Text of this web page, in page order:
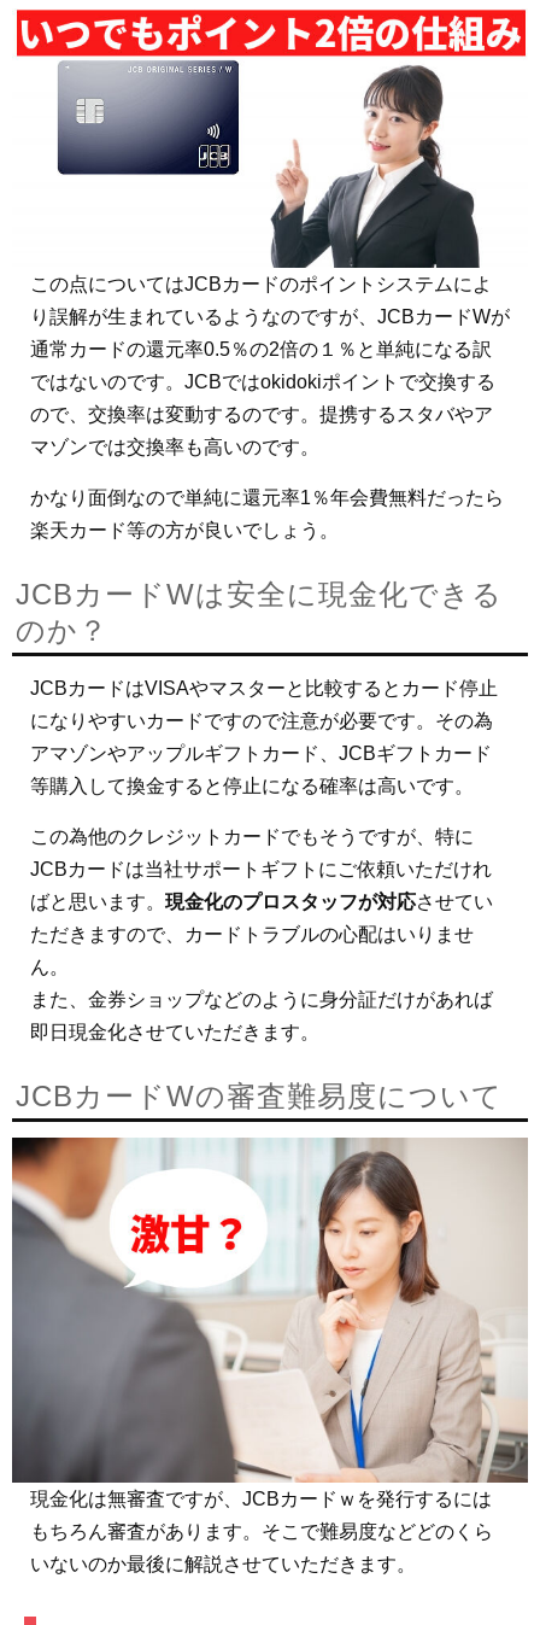
この点についてはJCBカードのポイントシステムによ
り誤解が生まれているようなのですが、JCBカードWが
通常カードの還元率0.5％の2倍の１％と単純になる訳
ではないのです。JCBではokidokiポイントで交換する
ので、交換率は変動するのです。提携するスタバやア
マゾンでは交換率も高いのです。
かなり面倒なので単純に還元率1％年会費無料だったら
楽天カード等の方が良いでしょう。
JCBカードWは安全に現金化できる
のか？
JCBカードはVISAやマスターと比較するとカード停止
になりやすいカードですので注意が必要です。その為
アマゾンやアップルギフトカード、JCBギフトカード
等購入して換金すると停止になる確率は高いです。
この為他のクレジットカードでもそうですが、特に
JCBカードは当社サポートギフトにご依頼いただけれ
ばと思います。 現金化のプロスタッフが対応させてい
ただきますので、カードトラブルの心配はいりませ
ん。
また、金券ショップなどのように身分証だけがあれば
即日現金化させていただきます。
JCBカードWの審査難易度について
現金化は無審査ですが、JCBカードｗを発行するには
もちろん審査があります。そこで難易度などどのくら
いないのか最後に解説させていただきます。